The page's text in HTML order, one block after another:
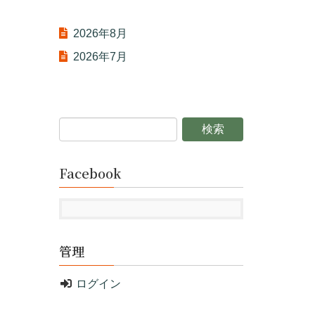
2026年8月
2026年7月
Facebook
管理
ログイン